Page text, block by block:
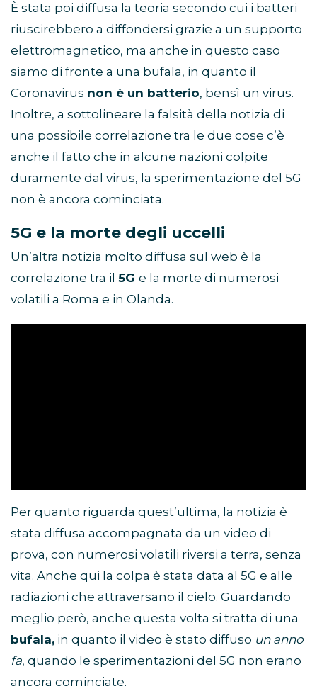
È stata poi diffusa la teoria secondo cui i batteri
riuscirebbero a diffondersi grazie a un supporto
elettromagnetico, ma anche in questo caso
siamo di fronte a una bufala, in quanto il
Coronavirus non è un batterio, bensì un virus.
Inoltre, a sottolineare la falsità della notizia di
una possibile correlazione tra le due cose c’è
anche il fatto che in alcune nazioni colpite
duramente dal virus, la sperimentazione del 5G
non è ancora cominciata.
5G e la morte degli uccelli
Un’altra notizia molto diffusa sul web è la
correlazione tra il 5G e la morte di numerosi
volatili a Roma e in Olanda.
Per quanto riguarda quest’ultima, la notizia è
stata diffusa accompagnata da un video di
prova, con numerosi volatili riversi a terra, senza
vita. Anche qui la colpa è stata data al 5G e alle
radiazioni che attraversano il cielo. Guardando
meglio però, anche questa volta si tratta di una
bufala, in quanto il video è stato diffuso un anno
fa, quando le sperimentazioni del 5G non erano
ancora cominciate.